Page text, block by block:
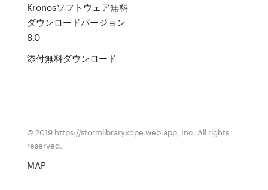
Kronosソフトウェア無料
ダウンロードバージョン
8.0
添付無料ダウンロード
© 2019 https://stormlibraryxdpe.web.app, Inc. All rights
reserved.
MAP